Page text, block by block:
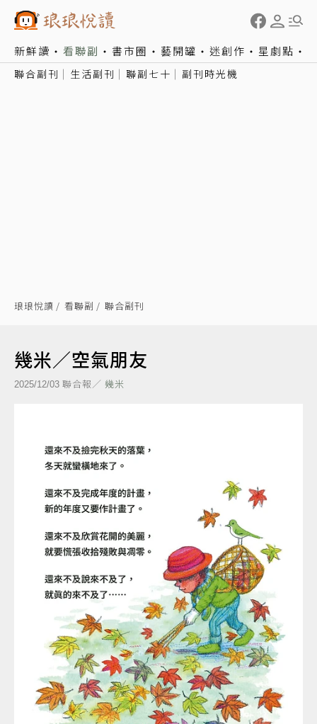
新鮮讀 看聯副 書市圈 藝開罐 迷創作 星劇點
聯合副刊 生活副刊 聯副七十 副刊時光機
琅琅悅讀 看聯副 聯合副刊
幾米／空氣朋友
2025/12/03 聯合報／ 幾米